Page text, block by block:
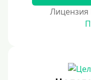
30000 руб на год
Лицензия